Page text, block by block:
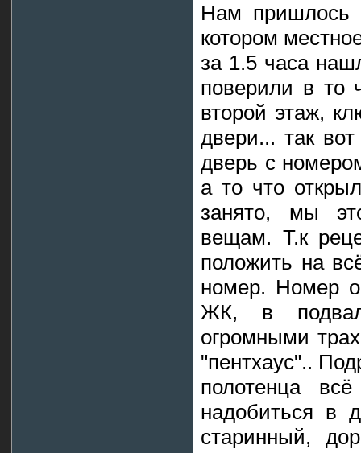
Нам пришлось
котором
за 1.5 часа
поверили в то
второй этаж,
двери... так
дверь с
а то что
занято, мы
вещам. Т.к
положить на
номер. Номер
ЖК, в
огромными
"пентхаус"..
полотенца
надобиться в
старинный,